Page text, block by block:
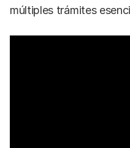
múltiples trámites